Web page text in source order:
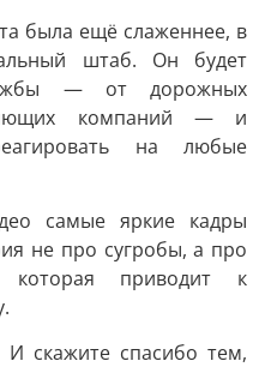
была ещё слаженнее, в
штаб. Он будет
— от дорожных
компаний — и
на любые
самые яркие кадры
не про сугробы, а про
которая приводит к
скажите спасибо тем,